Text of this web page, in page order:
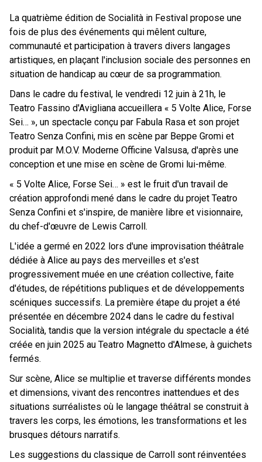
La quatrième édition de Socialità in Festival propose une
fois de plus des événements qui mêlent culture,
communauté et participation à travers divers langages
artistiques, en plaçant l'inclusion sociale des personnes en
situation de handicap au cœur de sa programmation.
Dans le cadre du festival, le vendredi 12 juin à 21h, le
Teatro Fassino d'Avigliana accueillera « 5 Volte Alice, Forse
Sei… », un spectacle conçu par Fabula Rasa et son projet
Teatro Senza Confini, mis en scène par Beppe Gromi et
produit par M.O.V. Moderne Officine Valsusa, d'après une
conception et une mise en scène de Gromi lui-même.
« 5 Volte Alice, Forse Sei… » est le fruit d'un travail de
création approfondi mené dans le cadre du projet Teatro
Senza Confini et s'inspire, de manière libre et visionnaire,
du chef-d'œuvre de Lewis Carroll.
L'idée a germé en 2022 lors d'une improvisation théâtrale
dédiée à Alice au pays des merveilles et s'est
progressivement muée en une création collective, faite
d'études, de répétitions publiques et de développements
scéniques successifs. La première étape du projet a été
présentée en décembre 2024 dans le cadre du festival
Socialità, tandis que la version intégrale du spectacle a été
créée en juin 2025 au Teatro Magnetto d'Almese, à guichets
fermés.
Sur scène, Alice se multiplie et traverse différents mondes
et dimensions, vivant des rencontres inattendues et des
situations surréalistes où le langage théâtral se construit à
travers les corps, les émotions, les transformations et les
brusques détours narratifs.
Les suggestions du classique de Carroll sont réinventées